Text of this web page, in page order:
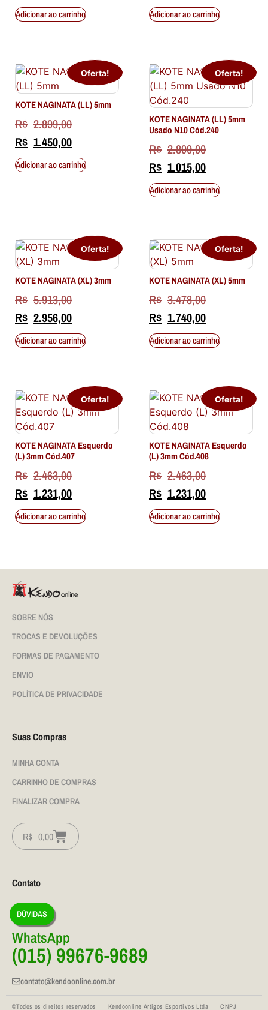
Adicionar ao carrinho Adicionar ao carrinho
Oferta!
KOTE NAGINATA (LL) 5mm
R$ 2.899,00
R$ 1.450,00
Adicionar ao carrinho
Oferta!
KOTE NAGINATA (LL) 5mm
Usado N10 Cód.240
R$ 2.899,00
R$ 1.015,00
Adicionar ao carrinho
Oferta!
KOTE NAGINATA (XL) 3mm
R$ 5.913,00
R$ 2.956,00
Adicionar ao carrinho
Oferta!
KOTE NAGINATA (XL) 5mm
R$ 3.478,00
R$ 1.740,00
Adicionar ao carrinho
Oferta!
KOTE NAGINATA Esquerdo
(L) 3mm Cód.407
R$ 2.463,00
R$ 1.231,00
Adicionar ao carrinho
Oferta!
KOTE NAGINATA Esquerdo
(L) 3mm Cód.408
R$ 2.463,00
R$ 1.231,00
Adicionar ao carrinho
SOBRE NÓS
TROCAS E DEVOLUÇÕES
FORMAS DE PAGAMENTO
ENVIO
POLÍTICA DE PRIVACIDADE
Suas Compras
MINHA CONTA
CARRINHO DE COMPRAS
FINALIZAR COMPRA
R$ 0,00
Contato
DÚVIDAS
WhatsApp
(015) 99676-9689
contato@kendoonline.com.br
©Todos os direitos reservados Kendoonline Artigos Esportivos Ltda CNPJ